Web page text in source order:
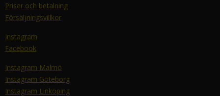
Priser och betalning
Försäljningsvillkor
Instagram
Facebook
Instagram Malmö
Instagram Göteborg
Instagram Linköping